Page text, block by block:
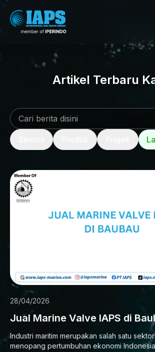
Artikel Terbaru
28/04/2026
Jual Marine Valve IAPS di
Industri maritim merupakan salah satu
menopang pertumbuhan ekonomi